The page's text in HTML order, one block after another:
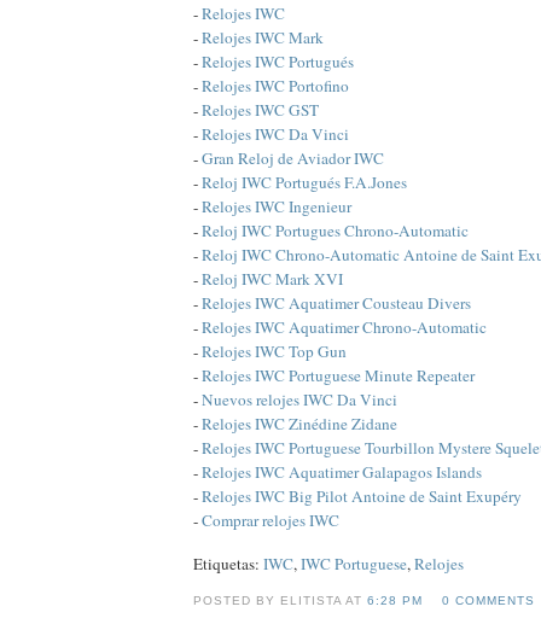
-Relojes IWC
-Relojes IWC Mark
-Relojes IWC Portugués
-Relojes IWC Portofino
-Relojes IWC GST
-Relojes IWC Da Vinci
-Gran Reloj de Aviador IWC
-Reloj IWC Portugués F.A.Jones
-Relojes IWC Ingenieur
-Reloj IWC Portugues Chrono-Automatic
-Reloj IWC Chrono-Automatic Antoine de Saint
-Reloj IWC Mark XVI
-Relojes IWC Aquatimer Cousteau Divers
-Relojes IWC Aquatimer Chrono-Automatic
-Relojes IWC Top Gun
-Relojes IWC Portuguese Minute Repeater
-Nuevos relojes IWC Da Vinci
-Relojes IWC Zinédine Zidane
-Relojes IWC Portuguese Tourbillon Mystere
-Relojes IWC Aquatimer Galapagos Islands
-Relojes IWC Big Pilot Antoine de Saint Exupéry
-Comprar relojes IWC
Etiquetas: IWC,IWC Portuguese,Relojes
POSTED BY ELITISTA AT6:28 PM 0 COMMENTS